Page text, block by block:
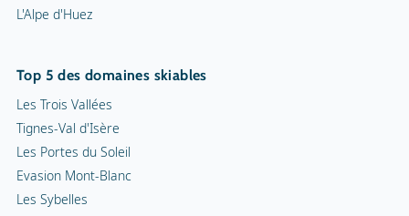
L'Alpe d'Huez
Top 5 des domaines skiables
Les Trois Vallées
Tignes-Val d'Isère
Les Portes du Soleil
Evasion Mont-Blanc
Les Sybelles